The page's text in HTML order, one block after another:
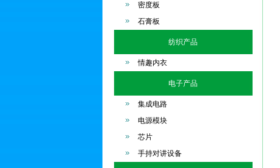
密度板
石膏板
纺织产品
情趣内衣
电子产品
集成电路
电源模块
芯片
手持对讲设备